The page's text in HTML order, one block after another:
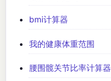
bmi计算器
我的健康体重范围
腰围髋关节比率计算器